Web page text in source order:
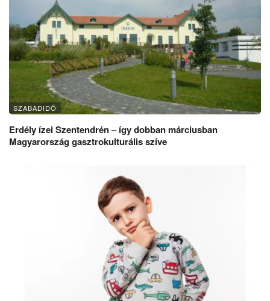
SZABADIDŐ
Erdély ízei Szentendrén – így dobban márciusban
Magyarország gasztrokulturális szíve